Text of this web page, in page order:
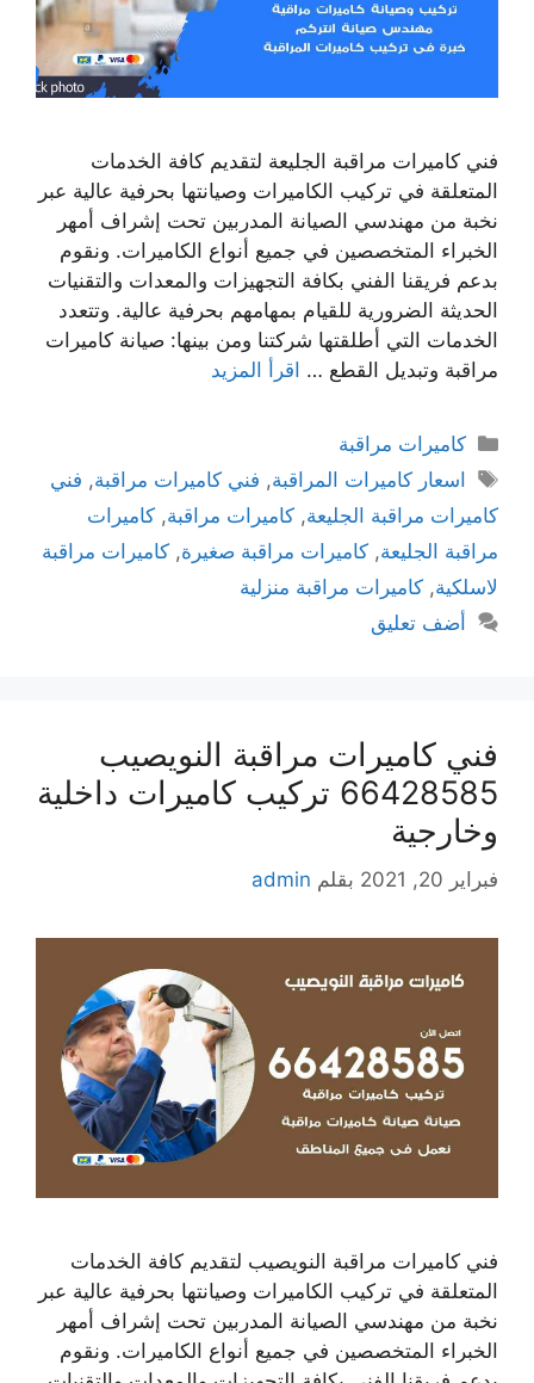
فني كاميرات مراقبة الجليعة لتقديم كافة الخدمات
المتعلقة في تركيب الكاميرات وصيانتها بحرفية عالية عبر
نخبة من مهندسي الصيانة المدربين تحت إشراف أمهر
الخبراء المتخصصين في جميع أنواع الكاميرات. ونقوم
بدعم فريقنا الفني بكافة التجهيزات والمعدات والتقنيات
الحديثة الضرورية للقيام بمهامهم بحرفية عالية. وتتعدد
الخدمات التي أطلقتها شركتنا ومن بينها: صيانة كاميرات
مراقبة وتبديل القطع … اقرأ المزيد
كاميرات مراقبة
اسعار كاميرات المراقبة, فني كاميرات مراقبة, فني
كاميرات مراقبة الجليعة, كاميرات مراقبة, كاميرات
مراقبة الجليعة, كاميرات مراقبة صغيرة, كاميرات مراقبة
لاسلكية, كاميرات مراقبة منزلية
أضف تعليق
فني كاميرات مراقبة النويصيب
66428585 تركيب كاميرات داخلية
وخارجية
فبراير 20, 2021 بقلم admin
فني كاميرات مراقبة النويصيب لتقديم كافة الخدمات
المتعلقة في تركيب الكاميرات وصيانتها بحرفية عالية عبر
نخبة من مهندسي الصيانة المدربين تحت إشراف أمهر
الخبراء المتخصصين في جميع أنواع الكاميرات. ونقوم